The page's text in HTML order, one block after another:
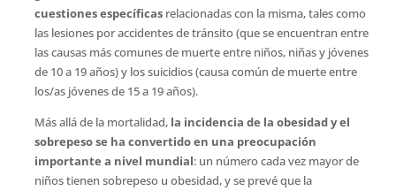
cuestiones específicas relacionadas con la misma, tales como
las lesiones por accidentes de tránsito (que se encuentran entre
las causas más comunes de muerte entre niños, niñas y jóvenes
de 10 a 19 años) y los suicidios (causa común de muerte entre
los/as jóvenes de 15 a 19 años).
Más allá de la mortalidad, la incidencia de la obesidad y el
sobrepeso se ha convertido en una preocupación
importante a nivel mundial: un número cada vez mayor de
niños tienen sobrepeso u obesidad, y se prevé que la